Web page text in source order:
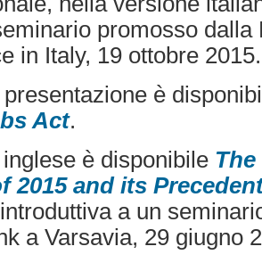
promosso dalla
in Italy, 19 ottobre 2015.
presentazione è
Act.
è disponibile
2015 and its
a un
a Varsavia, 29 giugno